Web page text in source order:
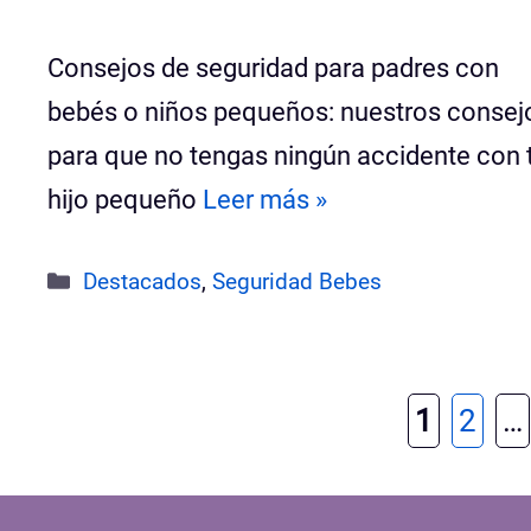
Consejos de seguridad para padres con
bebés o niños pequeños: nuestros
para que no tengas ningún accidente con
hijo pequeño Leer más »
Categorías
Destacados, Seguridad Bebes
Página
1 2 …